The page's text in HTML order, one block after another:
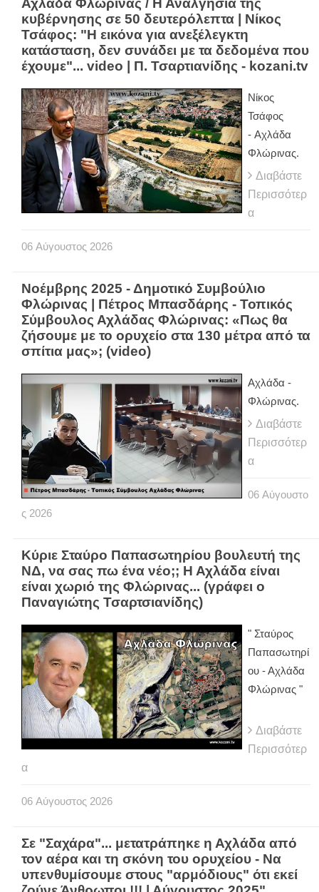
Αχλάδα Φλώρινας / Η Αναλγησία της
κυβέρνησης σε 50 δευτερόλεπτα | Νίκος
Τσάφος: "Η εικόνα για ανεξέλεγκτη
κατάσταση, δεν συνάδει με τα δεδομένα που
έχουμε"... video | Π. Τσαρτιανίδης - kozani.tv
Νίκος
Τσάφος
- Αχλάδα
Φλώρινας.
Διαβάστε
Περισσότερ
α
06 Αύγουστος 2026
Νοέμβρης 2025 - Δημοτικό Συμβούλιο
Φλώρινας | Πέτρος Μπασδάρης - Τοπικός
Σύμβουλος Αχλάδας Φλώρινας: «Πως θα
ζήσουμε με το ορυχείο στα 130 μέτρα από τα
σπίτια μας»; (video)
Αχλάδα -
Φλώρινας.
Διαβάστε
Περισσότερ
α
06 Αύγουστο
ς 2026
Κύριε Σταύρο Παπασωτηρίου βουλευτή της
ΝΔ, να σας πω ένα νέο;; Η Αχλάδα είναι
είναι χωριό της Φλώρινας... (γράφει ο
Παναγιώτης Τσαρτσιανίδης)
" Σταύρος
Παπασωτηρί
ου - Αχλάδα
Φλώρινας "
Διαβάστε
Περισσότερ
α
06 Αύγουστος 2026
Σε "Σαχάρα"... μετατράπηκε η Αχλάδα από
τον αέρα και τη σκόνη του ορυχείου - Να
υπενθυμίσουμε στους "αρμόδιους" ότι εκεί